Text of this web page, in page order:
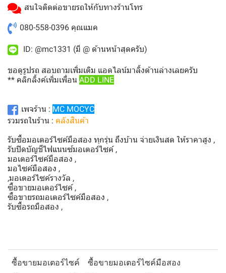
สนใจติดต่อขายรถให้กับทางร้านโทร
080-558-0396 คุณแมค
ID: @mc1331 (มี @ ด้านหน้าสุดครับ)
ขอดูรูปรถ สอบถามเพิ่มเติม แอดไลน์มาลิ้งด้านล่างเลยครับ
** คลิกลิ้งค์เพิ่มเพื่อน ADD LINE
เพจร้าน : MC MOCYC
รวมรถในร้าน : คลังสินค้า
รับซื้อมอเตอร์ไซค์มือสอง ทุกรุ่น ถึงบ้าน จ่ายเงินสด ให้ราคาสูง ,
รับปิดบัญชีไฟแนนซ์มอเตอร์ไซค์ ,
มอเตอร์ไซค์มือสอง ,
มอไซค์มือสอง ,
,มอเตอร์ไซค์รางวัล ,
ซื้อขายมอเตอร์ไซค์ ,
ซื้อขายรถมอเตอร์ไซค์มือสอง ,
รับซื้อรถมือสอง ,
ซื้อขายมอเตอร์ไซค์
ซื้อขายมอเตอร์ไซค์มือสอง